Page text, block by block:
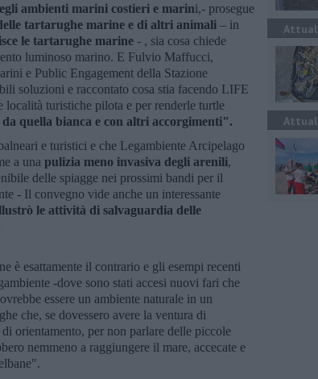
ambienti marini costieri e marini,- prosegue
tartarughe marine e di altri animali – in
le tartarughe marine - , sia cosa chiede
luminoso marino. E Fulvio Maffucci,
e Public Engagement della Stazione
soluzioni e raccontato cosa stia facendo LIFE
turistiche pilota e per renderle turtle
quella bianca e con altri accorgimenti".
e turistici e che Legambiente Arcipelago
a una pulizia meno invasiva degli arenili,
delle spiagge nei prossimi bandi per il
- Il convegno vide anche un interessante
le attività di salvaguardia delle
è esattamente il contrario e gli esempi recenti
-dove sono stati accesi nuovi fari che
essere un ambiente naturale in un
che, se dovessero avere la ventura di
orientamento, per non parlare delle piccole
nemmeno a raggiungere il mare, accecate e